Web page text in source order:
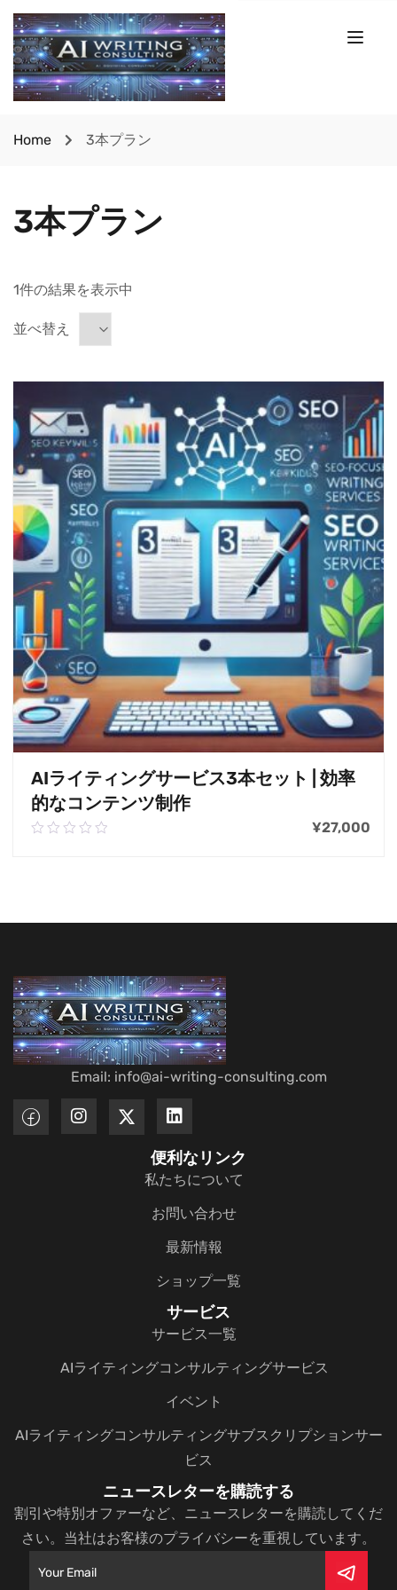
Home 3本プラン
3本プラン
1件の結果を表示中
並べ替え
AIライティングサービス3本セット | 効率
的なコンテンツ制作
0.00
¥27,000
Email: info@ai-writing-consulting.com
便利なリンク
私たちについて
お問い合わせ
最新情報
ショップ一覧
サービス
サービス一覧
AIライティングコンサルティングサービス
イベント
AIライティングコンサルティングサブスクリプションサー
ビス
ニュースレターを購読する
割引や特別オファーなど、ニュースレターを購読してくだ
さい。当社はお客様のプライバシーを重視しています。